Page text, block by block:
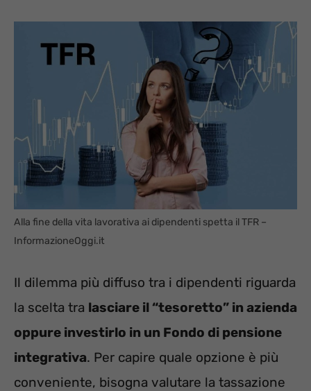
Alla fine della vita lavorativa ai dipendenti spetta il TFR –
InformazioneOggi.it
Il dilemma più diffuso tra i dipendenti riguarda
la scelta tra lasciare il “tesoretto” in azienda
oppure investirlo in un Fondo di pensione
integrativa. Per capire quale opzione è più
conveniente, bisogna valutare la tassazione